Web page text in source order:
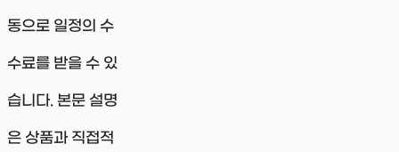
동으로 일정의 수
수료를 받을 수 있
습니다. 본문 설명
은 상품과 직접적